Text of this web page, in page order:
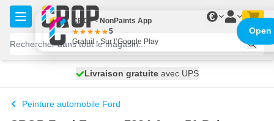
Aller au contenu
€
expédié demain
Livraison gratuiteavec UPS
100 jours
Peinture automobile Ford
CROP - NonPaints App
5
Gratuit - Sur l’Google Play
Open